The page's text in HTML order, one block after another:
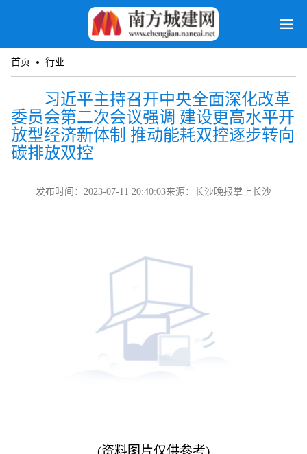
首页 行业
习近平主持召开中央全面深化改革
委员会第二次会议强调 建设更高水平开
放型经济新体制 推动能耗双控逐步转向
碳排放双控
发布时间：2023-07-11 20:40:03来源：长沙晚报掌上长沙
(资料图片仅供参考)